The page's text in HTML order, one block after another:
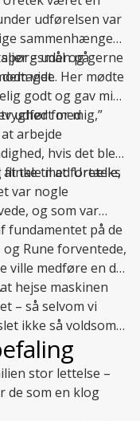
udførelsen var
sammenhænge
– uden påog gerne
vide. Her mødte
godt og gav mig
for mig,”
udført med
arbejde
hvis det blev
tale med Ureteks
flinke til at fortælle,
var nogle
og som var
fundamentet på de
Rune forventede,
ville medføre en del
hejse maskinen
– så selvom vi
ikke så voldsomt
stor lettelse –
de som en klog